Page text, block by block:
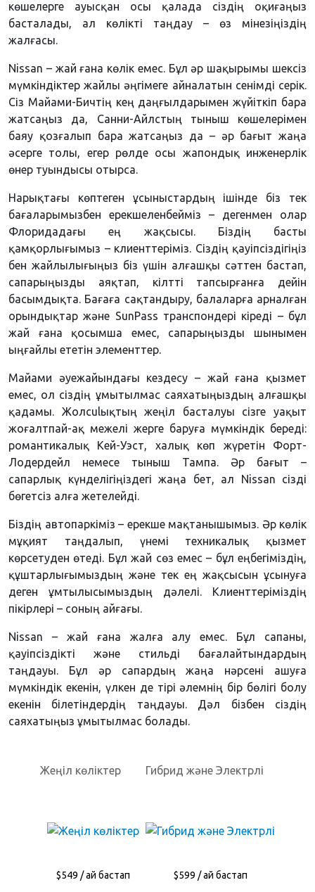
көшелерге ауысқан осы қалада сіздің оқиғаңыз
басталады, ал көлікті таңдау – өз мінезіңіздің
жалғасы.
Nissan – жай ғана көлік емес. Бұл әр шақырымы шексіз
мүмкіндіктер жайлы әңгімеге айналатын сенімді серік.
Сіз Майами-Бичтің кең даңғылдарымен жүйіткіп бара
жатсаңыз да, Санни-Айлстың тыныш көшелерімен
баяу қозғалып бара жатсаңыз да – әр бағыт жаңа
әсерге толы, егер рөлде осы жапондық инженерлік
өнер туындысы отырса.
Нарықтағы көптеген ұсыныстардың ішінде біз тек
бағаларымызбен ерекшеленбейміз – дегенмен олар
Флоридадағы ең жақсысы. Біздің басты
қамқорлығымыз – клиенттеріміз. Сіздің қауіпсіздігіңіз
бен жайлылығыңыз біз үшін алғашқы сәттен бастап,
сапарыңызды аяқтап, кілтті тапсырғанға дейін
басымдықта. Бағаға сақтандыру, балаларға арналған
орындықтар және SunPass транспондері кіреді – бұл
жай ғана қосымша емес, сапарыңызды шынымен
ыңғайлы ететін элементтер.
Майами әуежайындағы кездесу – жай ғана қызмет
емес, ол сіздің ұмытылмас саяхатыңыздың алғашқы
қадамы. Жолculықтың жеңіл басталуы сізге уақыт
жоғалтпай-ақ межелі жерге баруға мүмкіндік береді:
романтикалық Кей-Уэст, халық көп жүретін Форт-
Лодердейл немесе тыныш Тампа. Әр бағыт –
сапарлық күнделігіңіздегі жаңа бет, ал Nissan сізді
бөгетсіз алға жетелейді.
Біздің автопаркіміз – ерекше мақтанышымыз. Әр көлік
мұқият таңдалып, үнемі техникалық қызмет
көрсетуден өтеді. Бұл жай сөз емес – бұл еңбегіміздің,
құштарлығымыздың және тек ең жақсысын ұсынуға
деген ұмтылысымыздың дәлелі. Клиенттеріміздің
пікірлері – соның айғағы.
Nissan – жай ғана жалға алу емес. Бұл сапаны,
қауіпсіздікті және стильді бағалайтындардың
таңдауы. Бұл әр сапардың жаңа нәрсені ашуға
мүмкіндік екенін, үлкен де тірі әлемнің бір бөлігі болу
екенін білетіндердің таңдауы. Дәл бізбен сіздің
саяхатыңыз ұмытылмас болады.
Жеңіл көліктер
$549 / ай бастап
Гибрид және Электрлі
$599 / ай бастап